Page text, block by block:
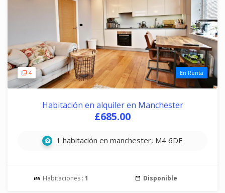
4 En Renta
Habitación en alquiler en Manchester
£685.00
1 habitación en manchester, M4 6DE
Habitaciones : 1 Disponible